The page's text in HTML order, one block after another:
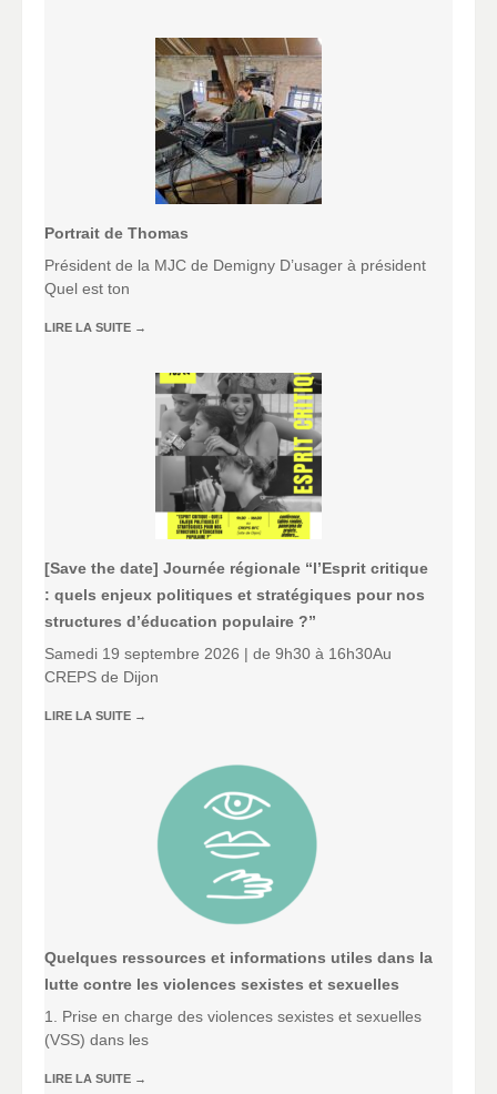
Portrait de Thomas
Président de la MJC de Demigny D’usager à président
Quel est ton
LIRE LA SUITE →
[Save the date] Journée régionale “l’Esprit critique
: quels enjeux politiques et stratégiques pour nos
structures d’éducation populaire ?”
Samedi 19 septembre 2026 | de 9h30 à 16h30Au
CREPS de Dijon
LIRE LA SUITE →
Quelques ressources et informations utiles dans la
lutte contre les violences sexistes et sexuelles
1. Prise en charge des violences sexistes et sexuelles
(VSS) dans les
LIRE LA SUITE →